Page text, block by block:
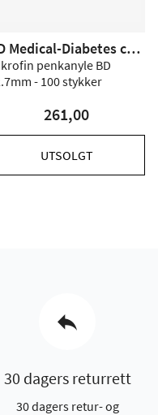
Medical-Diabetes car
penkanyle BD
- 100 stykker
261,00
UTSOLGT
30 dagers returrett
30 dagers retur- og